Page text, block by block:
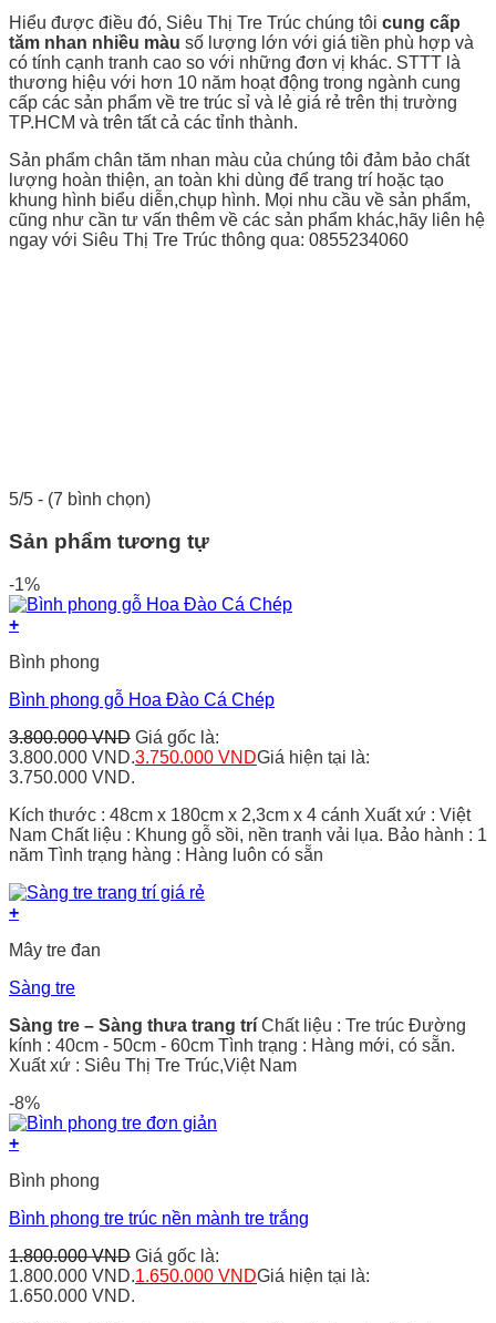
Hiểu được điều đó, Siêu Thị Tre Trúc chúng tôi cung cấp
tăm nhan nhiều màu số lượng lớn với giá tiền phù hợp và
có tính cạnh tranh cao so với những đơn vị khác. STTT là
thương hiệu với hơn 10 năm hoạt động trong ngành cung
cấp các sản phẩm về tre trúc sỉ và lẻ giá rẻ trên thị trường
TP.HCM và trên tất cả các tỉnh thành.
Sản phẩm chân tăm nhan màu của chúng tôi đảm bảo chất
lượng hoàn thiện, an toàn khi dùng để trang trí hoặc tạo
khung hình biểu diễn,chụp hình. Mọi nhu cầu về sản phẩm,
cũng như cần tư vấn thêm về các sản phẩm khác,hãy liên hệ
ngay với Siêu Thị Tre Trúc thông qua: 0855234060
5/5 - (7 bình chọn)
Sản phẩm tương tự
-1%
+
Bình phong
Bình phong gỗ Hoa Đào Cá Chép
3.800.000VND Giá gốc là:
3.800.000 VND.3.750.000 VNDGiá hiện tại là:
3.750.000 VND.
Kích thước : 48cm x 180cm x 2,3cm x 4 cánh Xuất xứ : Việt
Nam Chất liệu : Khung gỗ sồi, nền tranh vải lụa. Bảo hành : 1
năm Tình trạng hàng : Hàng luôn có sẵn
+
Mây tre đan
Sàng tre
Sàng tre – Sàng thưa trang trí Chất liệu : Tre trúc Đường
kính : 40cm - 50cm - 60cm Tình trạng : Hàng mới, có sẵn.
Xuất xứ : Siêu Thị Tre Trúc,Việt Nam
-8%
+
Bình phong
Bình phong tre trúc nền mành tre trắng
1.800.000VND Giá gốc là:
1.800.000 VND.1.650.000 VNDGiá hiện tại là:
1.650.000 VND.